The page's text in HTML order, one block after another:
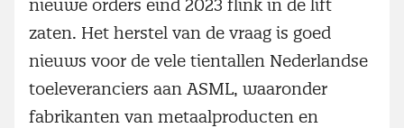
nieuwe orders eind 2023 flink in de lift
zaten. Het herstel van de vraag is goed
nieuws voor de vele tientallen Nederlandse
toeleveranciers aan ASML, waaronder
fabrikanten van metaalproducten en